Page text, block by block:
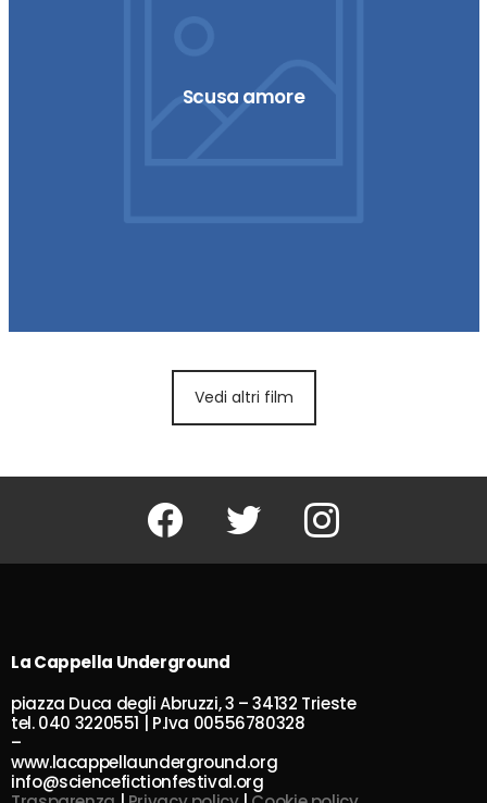
Scusa amore
Vedi altri film
Facebook Twitter Instagram
La Cappella Underground
piazza Duca degli Abruzzi, 3 – 34132 Trieste
tel. 040 3220551 | P.Iva 00556780328
–
www.lacappellaunderground.org
info@sciencefictionfestival.org